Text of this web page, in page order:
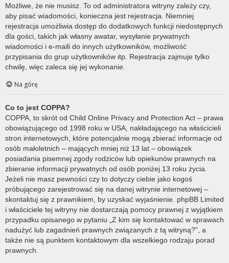
Możliwe, że nie musisz. To od administratora witryny zależy czy,
aby pisać wiadomości, konieczna jest rejestracja. Niemniej
rejestracja umożliwia dostęp do dodatkowych funkcji niedostępnych
dla gości, takich jak własny awatar, wysyłanie prywatnych
wiadomości i e-maili do innych użytkowników, możliwość
przypisania do grup użytkowników itp. Rejestracja zajmuje tylko
chwilę, więc zaleca się jej wykonanie.
Na górę
Co to jest COPPA?
COPPA, to skrót od Child Online Privacy and Protection Act – prawa
obowiązującego od 1998 roku w USA, nakładającego na właścicieli
stron internetowych, które potencjalnie mogą zbierać informacje od
osób małoletnich – mających mniej niż 13 lat – obowiązek
posiadania pisemnej zgody rodziców lub opiekunów prawnych na
zbieranie informacji prywatnych od osób poniżej 13 roku życia.
Jeżeli nie masz pewności czy to dotyczy ciebie jako kogoś
próbującego zarejestrować się na danej witrynie internetowej –
skontaktuj się z prawnikiem, by uzyskać wyjaśnienie. phpBB Limited
i właściciele tej witryny nie dostarczają pomocy prawnej z wyjątkiem
przypadku opisanego w pytaniu „Z kim się kontaktować w sprawach
nadużyć lub zagadnień prawnych związanych z tą witryną?”, a
także nie są punktem kontaktowym dla wszelkiego rodzaju porad
prawnych.